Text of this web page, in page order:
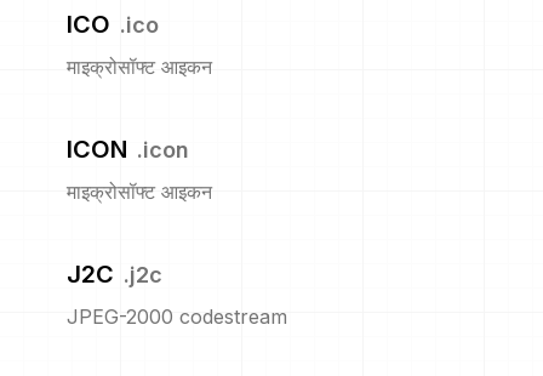
ICO .ico
माइक्रोसॉफ्ट आइकन
ICON .icon
माइक्रोसॉफ्ट आइकन
J2C .j2c
JPEG-2000 codestream